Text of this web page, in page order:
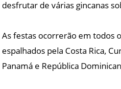
desfrutar de várias gincanas
As festas ocorrerão em todos
espalhados pela Costa Rica,
Panamá e República